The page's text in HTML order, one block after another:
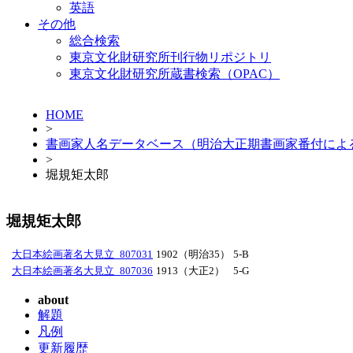
英語
その他
総合検索
東京文化財研究所刊行物リポジトリ
東京文化財研究所蔵書検索（OPAC）
HOME
>
書画家人名データベース（明治大正期書画家番付によ
>
堀規矩太郎
堀規矩太郎
大日本絵画著名大見立_807031 1902（明治35）
5-B
大日本絵画著名大見立_807036 1913（大正2） 5-G
about
解題
凡例
更新履歴